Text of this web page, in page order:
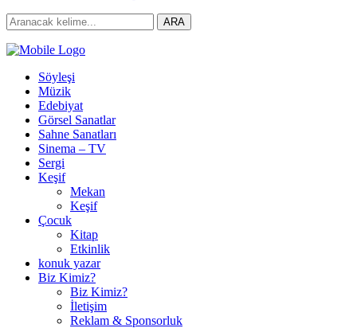
Search
for:
ARA
Söyleşi
Müzik
Edebiyat
Görsel Sanatlar
Sahne Sanatları
Sinema – TV
Sergi
Keşif
Mekan
Keşif
Çocuk
Kitap
Etkinlik
konuk yazar
Biz Kimiz?
Biz Kimiz?
İletişim
Reklam & Sponsorluk